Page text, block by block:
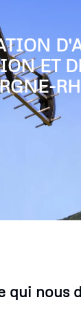
ET
qui nous